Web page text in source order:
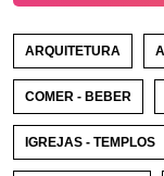
ARQUITETURA
COMER - BEBER
IGREJAS - TEMPLOS